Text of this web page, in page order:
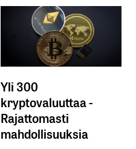
Yli 300
kryptovaluuttaa -
Rajattomasti
mahdollisuuksia